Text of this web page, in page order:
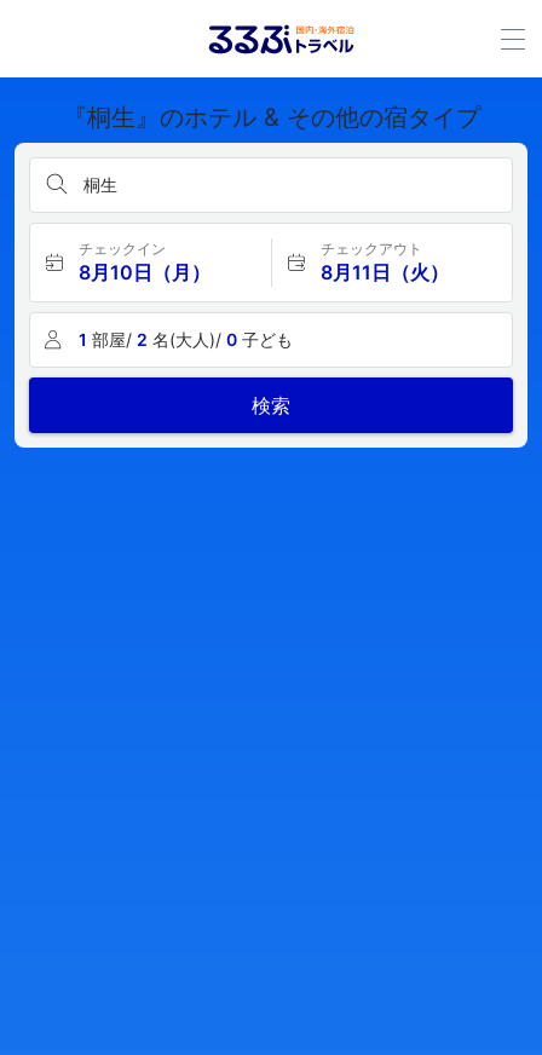
『桐生』のホテル & その他の宿タイプ
桐生
チェックイン
8月10日（月）
チェックアウト
8月11日（火）
1 部屋/ 2 名(大人)/ 0 子ども
検索